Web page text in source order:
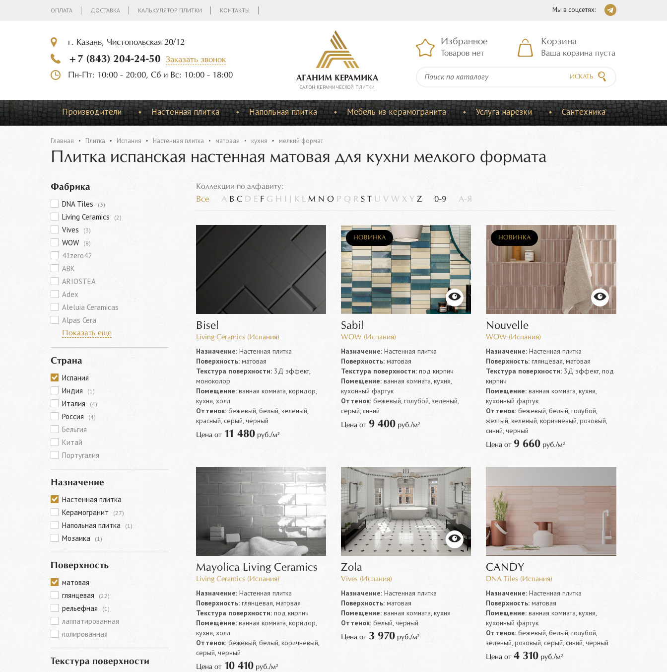
ОПЛАТА ДОСТАВКА КАЛЬКУЛЯТОР ПЛИТКИ КОНТАКТЫ Мы в соцсетях:
г. Казань, Чистопольская 20/12
+7 (843) 204-24-50
Заказать звонок
Пн-Пт: 10:00 - 20:00, Сб и Вс: 10:00 - 18:00
АГАНИМ КЕРАМИКА
CАЛОН КЕРАМИЧЕСКОЙ ПЛИТКИ
Избранное
Товаров нет
Корзина
Ваша корзина пуста
ИСКАТЬ
Производители Настенная плитка Напольная плитка Мебель из керамогранита Услуга нарезки Сантехника
Главная Плитка Испания Настенная плитка матовая кухня мелкий формат
Плитка испанская настенная матовая для кухни мелкого формата
Фабрика
DNA Tiles (3)
Living Ceramics (2)
Vives (3)
WOW (8)
41zero42
ABK
ARIOSTEA
Adex
Aleluia Ceramicas
Alpas Cera
Показать еще
Страна
Испания
Индия
(1)
Италия (4)
Россия (4)
Бельгия
Китай
Португалия
Назначение
Настенная плитка
Керамогранит
(27)
Напольная плитка (1)
Мозаика (1)
Поверхность
матовая
глянцевая
(22)
рельефная (1)
лаппатированная
полированная
Текстура поверхности
Коллекции по алфавиту:
Все A B C D E F G H K L M N O P Q R S T U V W X Y Z 0-9 А-Я
Bisel
Living Ceramics (Испания)
Назначение:Настенная плитка
Поверхность:матовая
Текстура поверхности:3Д эффект,
моноколор
Помещение:ванная комната, коридор,
кухня, холл
Оттенок:бежевый, белый, зеленый,
красный, серый, черный
Цена от 11 480руб./м²
НОВИНКА
Sabil
WOW (Испания)
Назначение:Настенная плитка
Поверхность:матовая
Текстура поверхности:под кирпич
Помещение:ванная комната, кухня,
кухонный фартук
Оттенок:бежевый, голубой, зеленый,
серый, синий
Цена от 9 400руб./м²
НОВИНКА
Nouvelle
WOW (Испания)
Назначение: Настенная плитка
Поверхность: глянцевая, матовая
Текстура поверхности: 3Д эффект, под
кирпич
Помещение: ванная комната, кухня,
кухонный фартук
Оттенок: бежевый, белый, голубой,
желтый, зеленый, коричневый, розовый,
синий, черный
Цена от 9 660 руб./м²
Mayolica Living Ceramics
Living Ceramics (Испания)
Назначение:Настенная плитка
Поверхность:глянцевая, матовая
Текстура поверхности:под кирпич
Помещение:ванная комната, коридор,
кухня, холл
Оттенок:бежевый, белый, коричневый,
серый, черный
Цена от 10 410руб./м²
Zola
Vives (Испания)
Назначение:Настенная плитка
Поверхность:матовая
Помещение:ванная комната, кухня
Оттенок:белый, черный
Цена от 3 970руб./м²
CANDY
DNA Tiles (Испания)
Назначение: Настенная плитка
Поверхность: матовая
Помещение: ванная комната, кухня,
кухонный фартук
Оттенок: бежевый, белый, голубой,
зеленый, розовый, серый, синий, черный
Цена от4 310 руб./м²